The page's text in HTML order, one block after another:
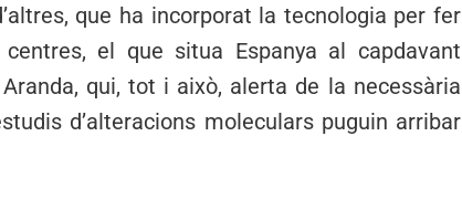
que ha incorporat la tecnologia per fer
el que situa Espanya al capdavant
qui, tot i això, alerta de la necessària
d’alteracions moleculars puguin arribar